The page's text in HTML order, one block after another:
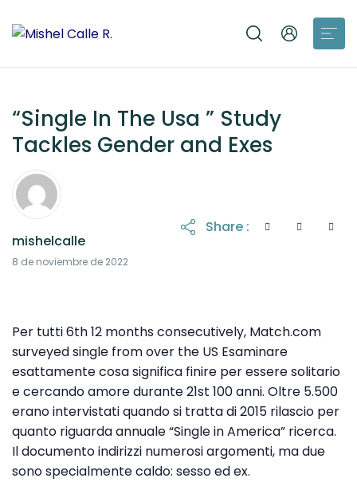
“Single In The Usa ” Study
Tackles Gender and Exes
mishelcalle
8 de noviembre de 2022
Share :
Per tutti 6th 12 months consecutively, Match.com
surveyed single from over the US Esaminare
esattamente cosa significa finire per essere solitario
e cercando amore durante 21st 100 anni. Oltre 5.500
erano intervistati quando si tratta di 2015 rilascio per
quanto riguarda annuale “Single in America” ricerca.
Il documento indirizzi numerosi argomenti, ma due
sono specialmente caldo: sesso ed ex.